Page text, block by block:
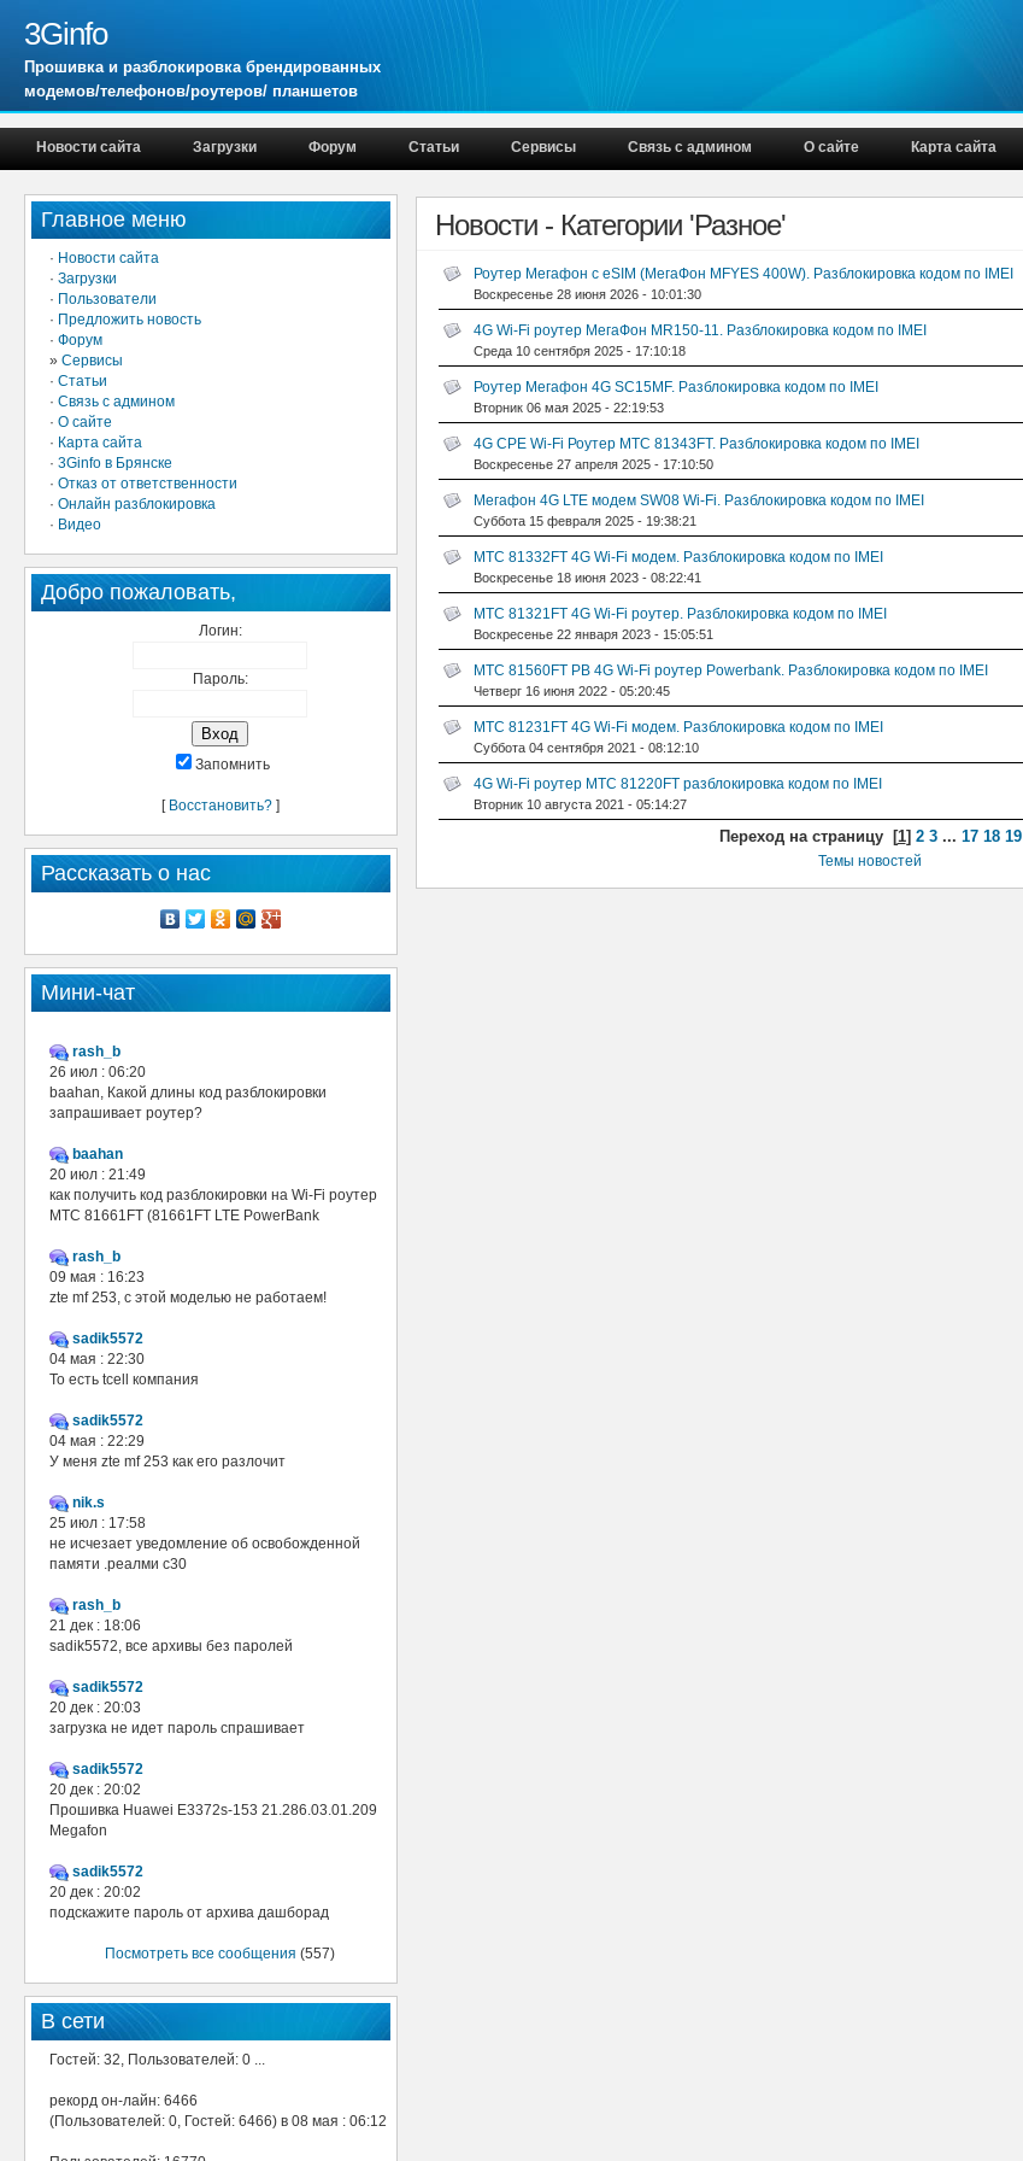
3Ginfo
Прошивка и разблокировка брендированных
модемов/телефонов/роутеров/ планшетов
Новости сайта Загрузки Форум Статьи Сервисы Связь с админом О сайте Карта сайта
Главное меню
· Новости сайта
· Загрузки
· Пользователи
· Предложить новость
· Форум
» Сервисы
· Статьи
· Связь с админом
· О сайте
· Карта сайта
· 3Ginfo в Брянске
· Отказ от ответственности
· Онлайн разблокировка
· Видео
Добро пожаловать,
Логин:
Пароль:
Запомнить
[ Восстановить?]
Рассказать о нас
Мини-чат
rash_b
26 июл : 06:20
baahan, Какой длины код разблокировки
запрашивает роутер?
baahan
20 июл : 21:49
как получить код разблокировки на Wi-Fi роутер
МТС 81661FT (81661FT LTE PowerBank
rash_b
09 мая : 16:23
zte mf 253, с этой моделью не работаем!
sadik5572
04 мая : 22:30
То есть tcell компания
sadik5572
04 мая : 22:29
У меня zte mf 253 как его разлочит
nik.s
25 июл : 17:58
не исчезает уведомление об освобожденной
памяти .реалми с30
rash_b
21 дек : 18:06
sadik5572, все архивы без паролей
sadik5572
20 дек : 20:03
загрузка не идет пароль спрашивает
sadik5572
20 дек : 20:02
Прошивка Huawei E3372s-153 21.286.03.01.209
Megafon
sadik5572
20 дек : 20:02
подскажите пароль от архива дашборад
Посмотреть все сообщения (557)
В сети
Гостей: 32, Пользователей: 0 ...
рекорд он-лайн: 6466
(Пользователей: 0, Гостей: 6466) в 08 мая : 06:12
Новости - Категории 'Разное'
Роутер Мегафон с eSIM (МегаФон MFYES 400W). Разблокировка кодом по IMEI
Воскресенье 28 июня 2026 - 10:01:30
4G Wi-Fi роутер МегаФон MR150-11. Разблокировка кодом по IMEI
Среда 10 сентября 2025 - 17:10:18
Роутер Мегафон 4G SC15MF. Разблокировка кодом по IMEI
Вторник 06 мая 2025 - 22:19:53
4G CPE Wi-Fi Роутер МТС 81343FT. Разблокировка кодом по IMEI
Воскресенье 27 апреля 2025 - 17:10:50
Мегафон 4G LTE модем SW08 Wi-Fi. Разблокировка кодом по IMEI
Суббота 15 февраля 2025 - 19:38:21
МТС 81332FT 4G Wi-Fi модем. Разблокировка кодом по IMEI
Воскресенье 18 июня 2023 - 08:22:41
МТС 81321FT 4G Wi-Fi роутер. Разблокировка кодом по IMEI
Воскресенье 22 января 2023 - 15:05:51
МТС 81560FT PB 4G Wi-Fi роутер Powerbank. Разблокировка кодом по IMEI
Четверг 16 июня 2022 - 05:20:45
МТС 81231FT 4G Wi-Fi модем. Разблокировка кодом по IMEI
Суббота 04 сентября 2021 - 08:12:10
4G Wi-Fi роутер МТС 81220FT разблокировка кодом по IMEI
Вторник 10 августа 2021 - 05:14:27
Переход на страницу [1] 2 3... 17 18 19
Темы новостей